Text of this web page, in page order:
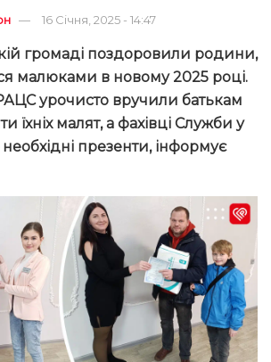
16 Січня, 2025 - 14:47
громаді поздоровили родини,
малюками в новому 2025 році.
урочисто вручили батькам
їхніх малят, а фахівці Служби у
необхідні презенти, інформує